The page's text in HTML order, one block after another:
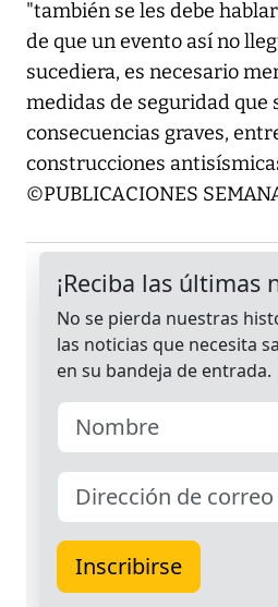
"también se les debe
de que un evento así no
sucediera, es necesario
medidas de seguridad que
consecuencias graves,
construcciones
©PUBLICACIONES